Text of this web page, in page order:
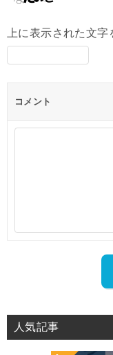
上に表示された文字
コメント
人気記事